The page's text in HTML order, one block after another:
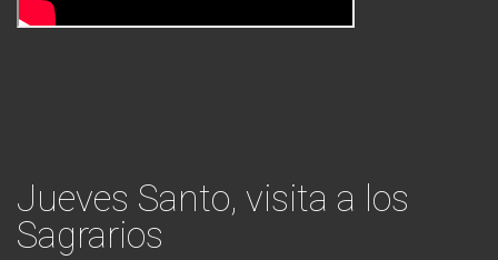
Jueves Santo, visita a los
Sagrarios